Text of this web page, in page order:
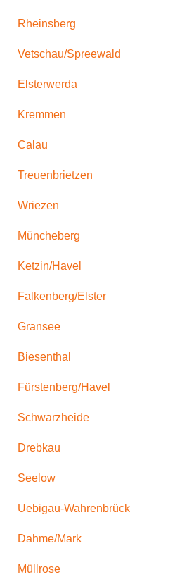
Rheinsberg
Vetschau/Spreewald
Elsterwerda
Kremmen
Calau
Treuenbrietzen
Wriezen
Müncheberg
Ketzin/Havel
Falkenberg/Elster
Gransee
Biesenthal
Fürstenberg/Havel
Schwarzheide
Drebkau
Seelow
Uebigau-Wahrenbrück
Dahme/Mark
Müllrose